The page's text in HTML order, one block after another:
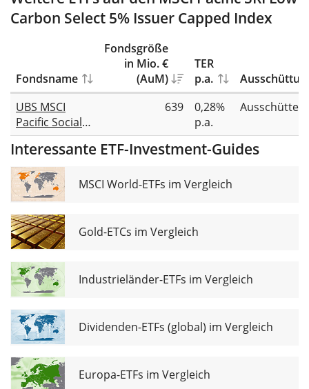
Carbon Select 5% Issuer Capped Index
Fondsname
Fondsgröße
in Mio. €
(AuM)
TER
p.a.
UBS MSCI
Pacific Socially
Responsible
UCITS ETF USD
dis
639
0,28%
p.a.
Interessante ETF-Investment-Guides
MSCI World-ETFs im Vergleich
Gold-ETCs im Vergleich
Industrieländer-ETFs im Vergleich
Dividenden-ETFs (global) im Vergleich
Europa-ETFs im Vergleich